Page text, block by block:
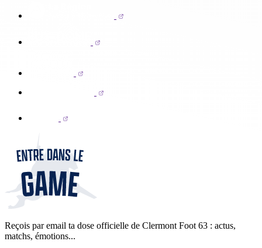
Reçois par email ta dose officielle de Clermont Foot 63 : actus,
matchs, émotions...